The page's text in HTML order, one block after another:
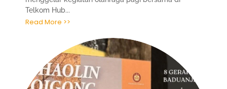
Telkom Hub...
Read More >>